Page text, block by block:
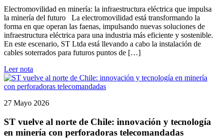
Electromovilidad en minería: la infraestructura eléctrica que impulsa
la minería del futuro La electromovilidad está transformando la
forma en que operan las faenas, impulsando nuevas soluciones de
infraestructura eléctrica para una industria más eficiente y sostenible.
En este escenario, ST Ltda está llevando a cabo la instalación de
cables soterrados para futuros puntos de […]
Leer nota
27 Mayo 2026
ST vuelve al norte de Chile: innovación y tecnología
en minería con perforadoras telecomandadas